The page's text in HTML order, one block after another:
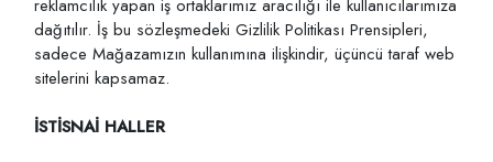
reklamcılık yapan iş ortaklarımız aracılığı ile kullanıcılarımıza
dağıtılır. İş bu sözleşmedeki Gizlilik Politikası Prensipleri,
sadece Mağazamızın kullanımına ilişkindir, üçüncü taraf web
sitelerini kapsamaz.
İSTİSNAİ HALLER